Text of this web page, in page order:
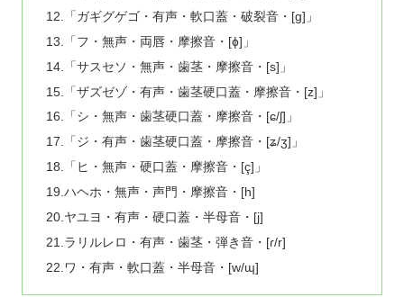
12.「ガギグゲゴ・有声・軟口蓋・破裂音・[g]」
13.「フ・無声・両唇・摩擦音・[ɸ]」
14.「サスセソ・無声・歯茎・摩擦音・[s]」
15.「ザズゼゾ・有声・歯茎硬口蓋・摩擦音・[z]」
16.「シ・無声・歯茎硬口蓋・摩擦音・[ɕ/ʃ]」
17.「ジ・有声・歯茎硬口蓋・摩擦音・[ʑ/ʒ]」
18.「ヒ・無声・硬口蓋・摩擦音・[ç]」
19.ハヘホ・無声・声門・摩擦音・[h]
20.ヤユヨ・有声・硬口蓋・半母音・[j]
21.ラリルレロ・有声・歯茎・弾き音・[ɾ/r]
22.ワ・有声・軟口蓋・半母音・[w/ɰ]